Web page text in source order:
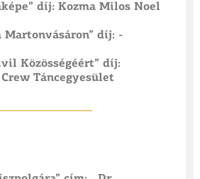
díj: Kozma Milos Noel
Martonvásáron” díj: -
Közösségéért” díj:
Táncegyesület